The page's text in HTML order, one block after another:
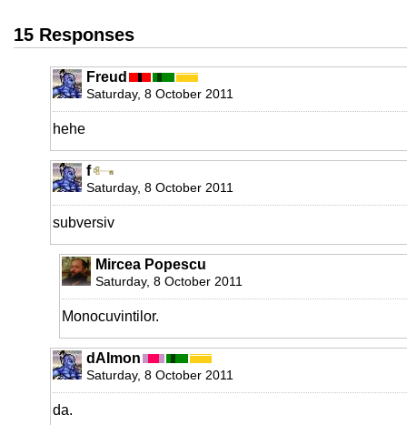
15 Responses
Freud
Saturday, 8 October 2011
hehe
f
Saturday, 8 October 2011
subversiv
Mircea Popescu
Saturday, 8 October 2011
Monocuvintilor.
dAImon
Saturday, 8 October 2011
da.